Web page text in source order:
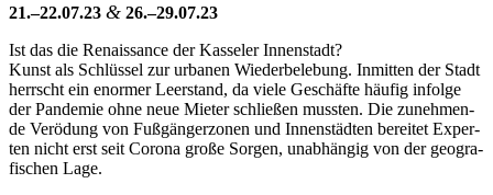
21.–22.07.23 & 26.–29.07.23
Ist das die Renais­sance der Kas­se­ler Innenstadt?
Kunst als Schlüs­sel zur urba­nen Wie­der­be­le­bung. Inmit­ten der Stadt
herrscht ein enor­mer Leer­stand, da vie­le Geschäf­te häu­fig infol­ge
der Pan­de­mie ohne neue Mie­ter schlie­ßen muss­ten. Die zuneh­men­
de Ver­ödung von Fuß­gän­ger­zo­nen und Innen­städ­ten berei­tet Exper­
ten nicht erst seit Coro­na gro­ße Sor­gen, unab­hän­gig von der geo­gra­
fi­schen Lage.